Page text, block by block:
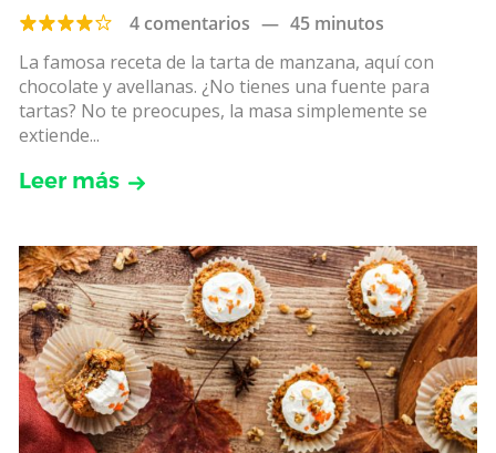
4 comentarios — 45 minutos
La famosa receta de la tarta de manzana, aquí con
chocolate y avellanas. ¿No tienes una fuente para
tartas? No te preocupes, la masa simplemente se
extiende...
Leer más